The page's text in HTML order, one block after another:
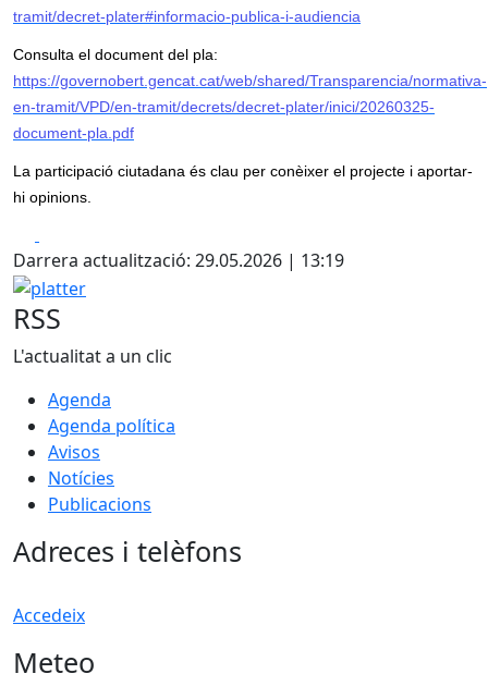
tramit/decret-plater#informacio-publica-i-audiencia
Consulta el document del pla:
https://governobert.gencat.cat/web/shared/Transparencia/normativa-
en-tramit/VPD/en-tramit/decrets/decret-plater/inici/20260325-
document-pla.pdf
La participació ciutadana és clau per conèixer el projecte i aportar-
hi opinions.
Darrera actualització: 29.05.2026 | 13:19
platter
RSS
L'actualitat a un clic
Agenda
Agenda política
Avisos
Notícies
Publicacions
Adreces i telèfons
Accedeix
Meteo